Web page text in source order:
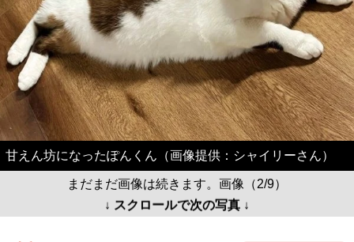
甘えん坊になったぽんくん（画像提供：シャイリーさん）
まだまだ画像は続きます。画像（2/9）
↓ スクロールで次の写真 ↓